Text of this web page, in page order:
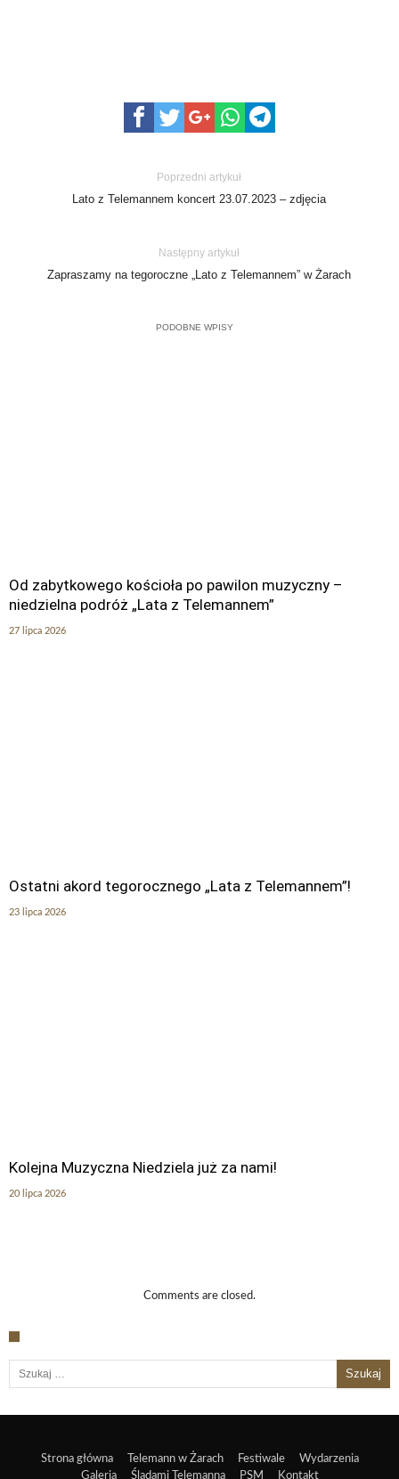
Poprzedni artykuł
Lato z Telemannem koncert 23.07.2023 – zdjęcia
Następny artykuł
Zapraszamy na tegoroczne „Lato z Telemannem” w Żarach
PODOBNE WPISY
Od zabytkowego kościoła po pawilon muzyczny –
niedzielna podróż „Lata z Telemannem”
27 lipca 2026
Ostatni akord tegorocznego „Lata z Telemannem”!
23 lipca 2026
Kolejna Muzyczna Niedziela już za nami!
20 lipca 2026
Comments are closed.
Szukaj:
Strona główna Telemann w Żarach Festiwale
Wydarzenia
Galeria
Śladami Telemanna PSM Kontakt